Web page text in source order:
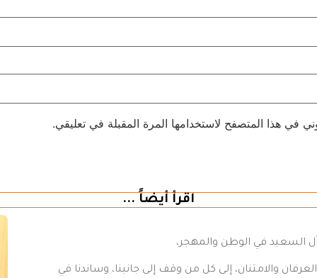
في هذا المتصفح لاستخدامها المرة المقبلة في تعليقي.
اقرأ أيضاً ...
السعيد في الوطن والمهجر،
والامتنان، إلى كل من وقف إلى جانبنا، وساندنا في